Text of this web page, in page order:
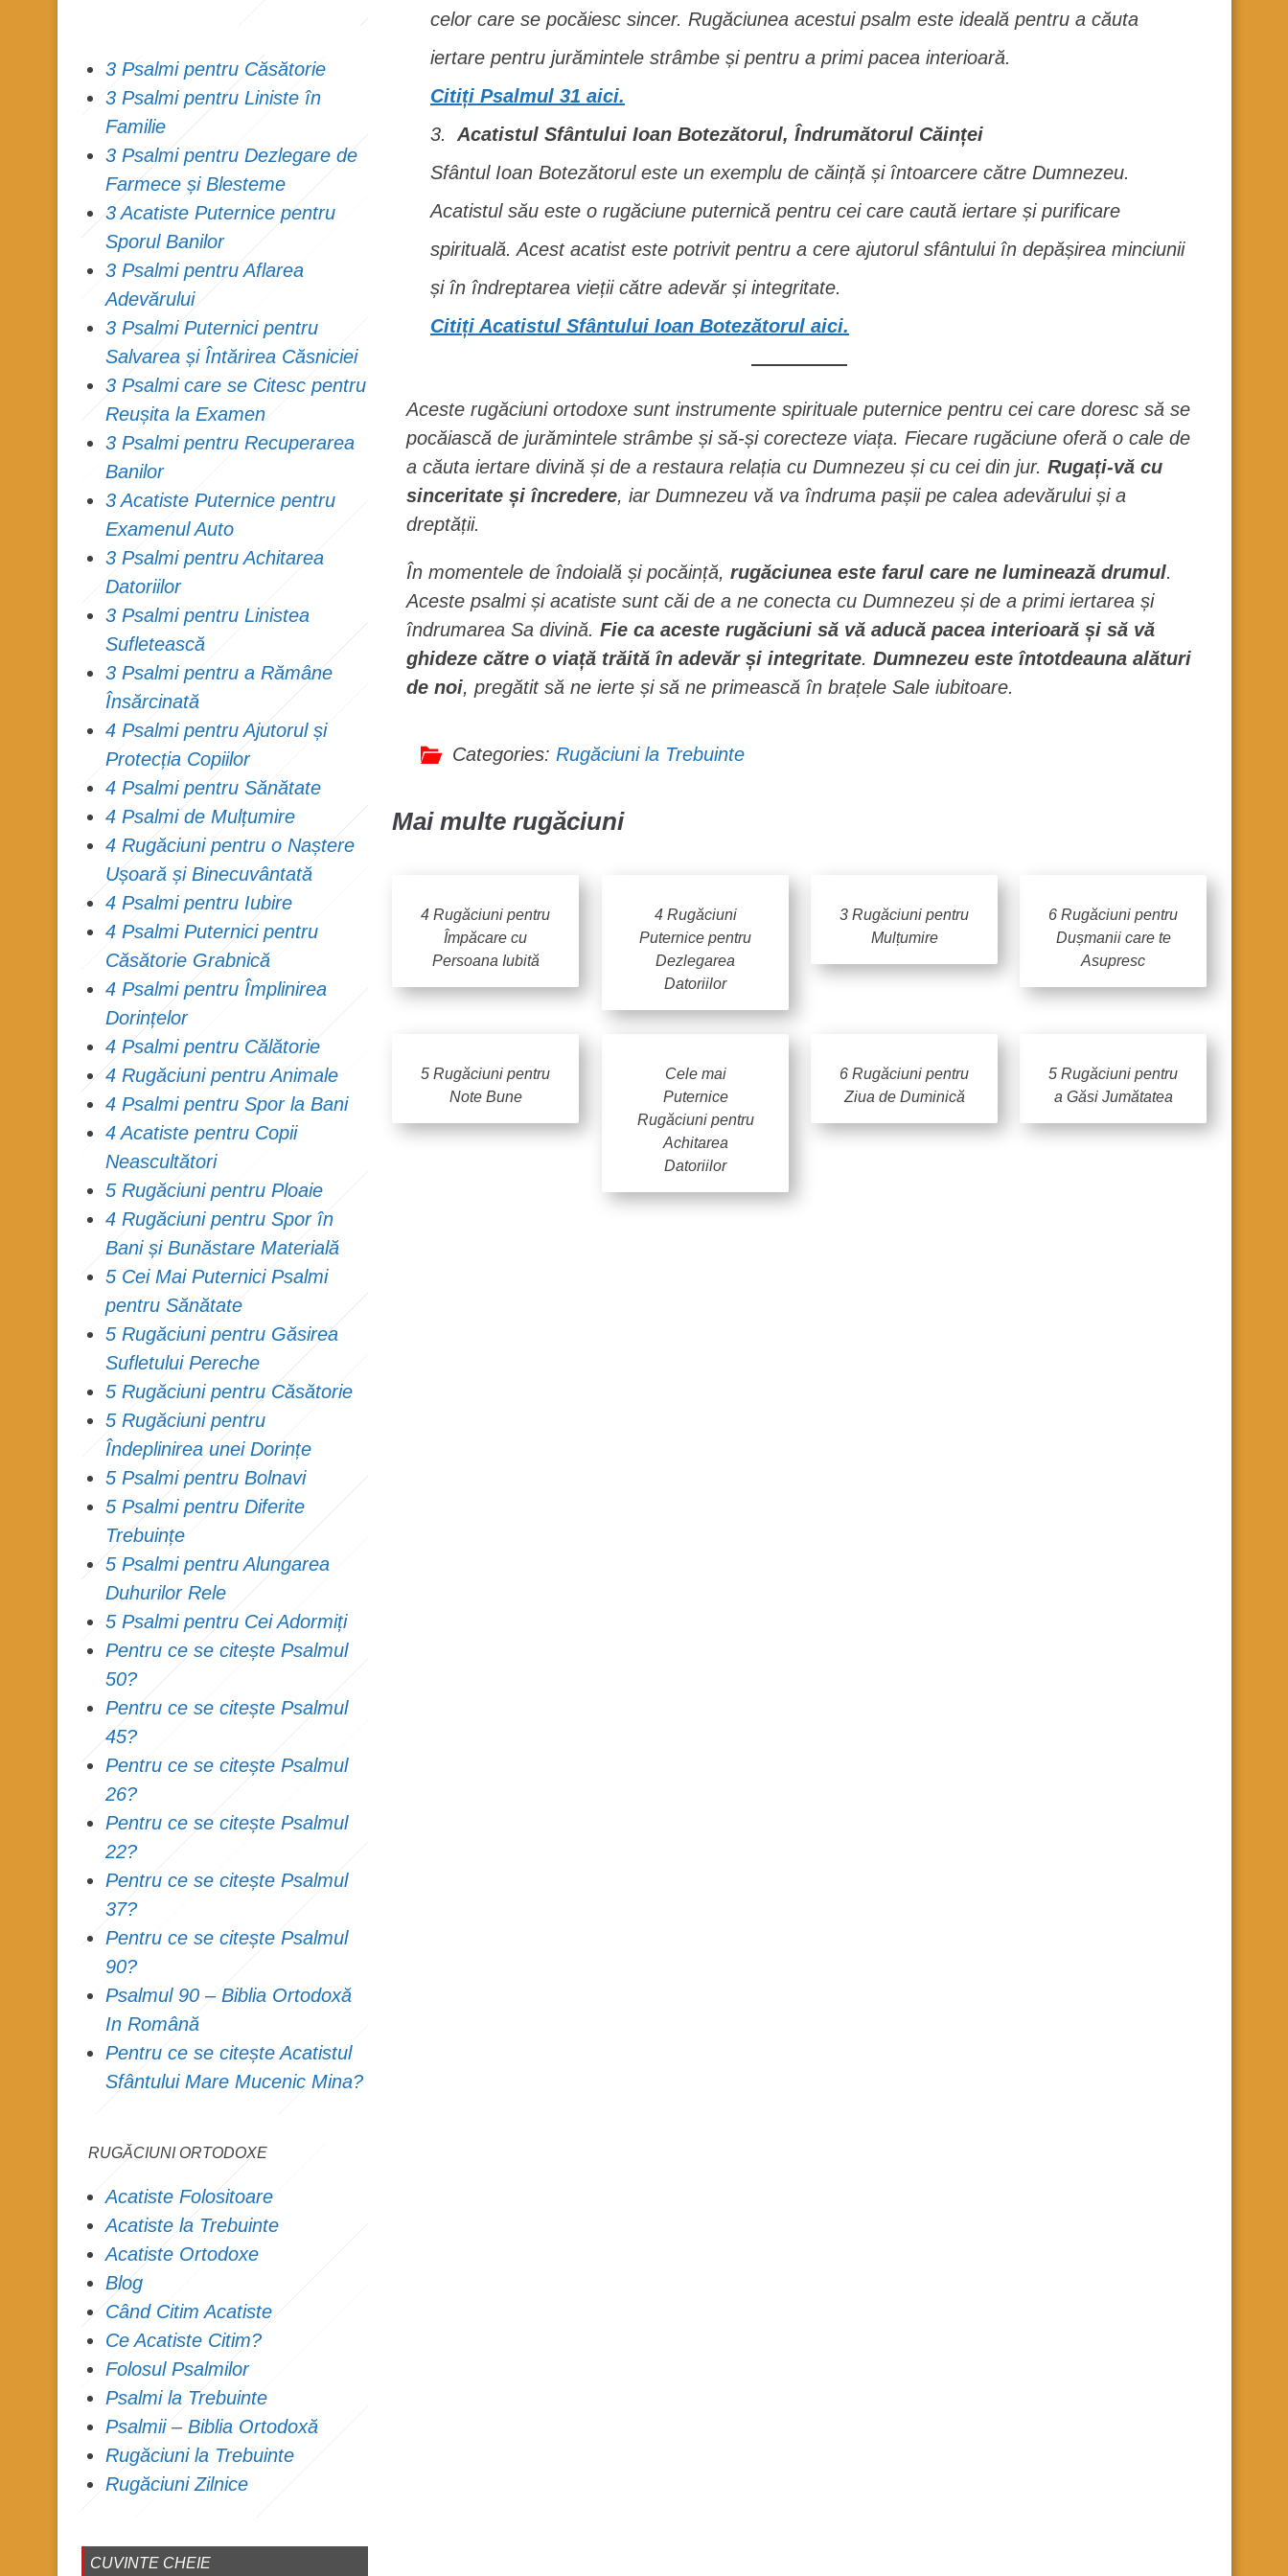
celor care se pocăiesc sincer. Rugăciunea acestui psalm este ideală pentru a căuta
iertare pentru jurămintele strâmbe și pentru a primi pacea interioară.
Citiți Psalmul 31 aici.
Acatistul Sfântului Ioan Botezătorul, Îndrumătorul Căinței
Sfântul Ioan Botezătorul este un exemplu de căință și întoarcere către Dumnezeu.
Acatistul său este o rugăciune puternică pentru cei care caută iertare și purificare
spirituală. Acest acatist este potrivit pentru a cere ajutorul sfântului în depășirea minciunii
și în îndreptarea vieții către adevăr și integritate.
Citiți Acatistul Sfântului Ioan Botezătorul aici.
Aceste rugăciuni ortodoxe sunt instrumente spirituale puternice pentru cei care doresc să se
pocăiască de jurămintele strâmbe și să-și corecteze viața. Fiecare rugăciune oferă o cale de
a căuta iertare divină și de a restaura relația cu Dumnezeu și cu cei din jur.Rugați-vă cu
sinceritate și încredere, iar Dumnezeu vă va îndruma pașii pe calea adevărului și a
dreptății.
În momentele de îndoială și pocăință,rugăciunea este farul care ne luminează drumul.
Aceste psalmi și acatiste sunt căi de a ne conecta cu Dumnezeu și de a primi iertarea și
îndrumarea Sa divină.Fie ca aceste rugăciuni să vă aducă pacea interioară și să vă
ghideze către o viață trăită în adevăr și integritate.Dumnezeu este întotdeauna alături
de noi, pregătit să ne ierte și să ne primească în brațele Sale iubitoare.
Categories:Rugăciuni la Trebuinte
Mai multe rugăciuni
4 Rugăciuni pentru
Împăcare cu
Persoana Iubită
4 Rugăciuni
Puternice pentru
Dezlegarea
Datoriilor
3 Rugăciuni pentru
Mulțumire
6 Rugăciuni pentru
Dușmanii care te
Asupresc
5 Rugăciuni pentru
Note Bune
Cele mai
Puternice
Rugăciuni pentru
Achitarea
Datoriilor
6 Rugăciuni pentru
Ziua de Duminică
5 Rugăciuni pentru
a Găsi Jumătatea
3 Psalmi pentru Căsătorie
3 Psalmi pentru Liniste în
Familie
3 Psalmi pentru Dezlegare de
Farmece și Blesteme
3 Acatiste Puternice pentru
Sporul Banilor
3 Psalmi pentru Aflarea
Adevărului
3 Psalmi Puternici pentru
Salvarea și Întărirea Căsniciei
3 Psalmi care se Citesc pentru
Reușita la Examen
3 Psalmi pentru Recuperarea
Banilor
3 Acatiste Puternice pentru
Examenul Auto
3 Psalmi pentru Achitarea
Datoriilor
3 Psalmi pentru Linistea
Sufletească
3 Psalmi pentru a Rămâne
Însărcinată
4 Psalmi pentru Ajutorul și
Protecția Copiilor
4 Psalmi pentru Sănătate
4 Psalmi de Mulțumire
4 Rugăciuni pentru o Naștere
Ușoară și Binecuvântată
4 Psalmi pentru Iubire
4 Psalmi Puternici pentru
Căsătorie Grabnică
4 Psalmi pentru Împlinirea
Dorințelor
4 Psalmi pentru Călătorie
4 Rugăciuni pentru Animale
4 Psalmi pentru Spor la Bani
4 Acatiste pentru Copii
Neascultători
5 Rugăciuni pentru Ploaie
4 Rugăciuni pentru Spor în
Bani și Bunăstare Materială
5 Cei Mai Puternici Psalmi
pentru Sănătate
5 Rugăciuni pentru Găsirea
Sufletului Pereche
5 Rugăciuni pentru Căsătorie
5 Rugăciuni pentru
Îndeplinirea unei Dorințe
5 Psalmi pentru Bolnavi
5 Psalmi pentru Diferite
Trebuințe
5 Psalmi pentru Alungarea
Duhurilor Rele
5 Psalmi pentru Cei Adormiți
Pentru ce se citește Psalmul
50?
Pentru ce se citește Psalmul
45?
Pentru ce se citește Psalmul
26?
Pentru ce se citește Psalmul
22?
Pentru ce se citește Psalmul
37?
Pentru ce se citește Psalmul
90?
Psalmul 90 – Biblia Ortodoxă
In Română
Pentru ce se citește Acatistul
Sfântului Mare Mucenic Mina?
RUGĂCIUNI ORTODOXE
Acatiste Folositoare
Acatiste la Trebuinte
Acatiste Ortodoxe
Blog
Când Citim Acatiste
Ce Acatiste Citim?
Folosul Psalmilor
Psalmi la Trebuinte
Psalmii – Biblia Ortodoxă
Rugăciuni la Trebuinte
Rugăciuni Zilnice
CUVINTE CHEIE